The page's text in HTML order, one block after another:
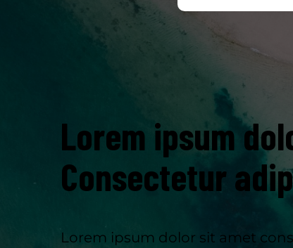
Lorem ipsum
Consectetur
Lorem ipsum dolor sit amet